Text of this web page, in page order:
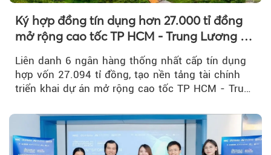
Ký hợp đồng tín dụng hơn 27.000 tỉ đồng
mở rộng cao tốc TP HCM - Trung Lương -
Liên danh 6 ngân hàng thống nhất cấp tín dụng
hợp vốn 27.094 tỉ đồng, tạo nền tảng tài chính
triển khai dự án mở rộng cao tốc TP HCM - Trung
kết nối TP HCM với Đồng bằng sông Cửu Long.